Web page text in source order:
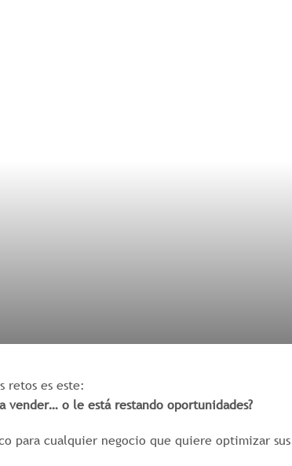
retos es este:
vender… o le está restando oportunidades?
para cualquier negocio que quiere optimizar